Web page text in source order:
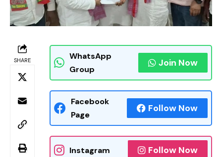
SHARE
WhatsApp
Group
Join Now
Facebook
Page
Follow Now
Instagram Follow Now